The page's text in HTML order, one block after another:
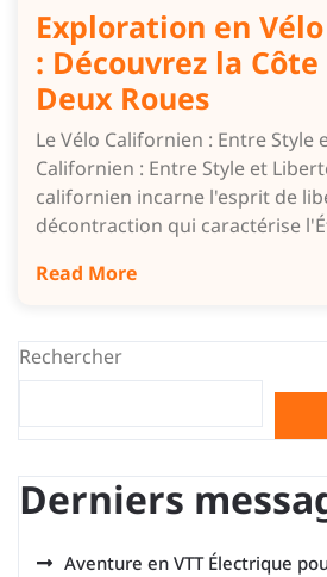
Exploration en
: Découvrez la
Deux Roues
Le Vélo Californien : Entre Style
Californien : Entre Style et
californien incarne l'esprit de
décontraction qui caractérise
Read More
Rechercher
Derniers
Aventure en VTT Électrique